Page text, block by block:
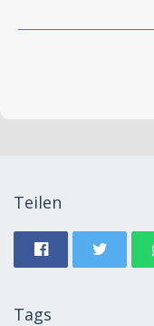
Teilen
Tags